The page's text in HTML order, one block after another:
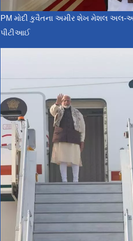
PM મોદી કુવૈતના અમીર શેખ મેશલ
પીટીઆઈ